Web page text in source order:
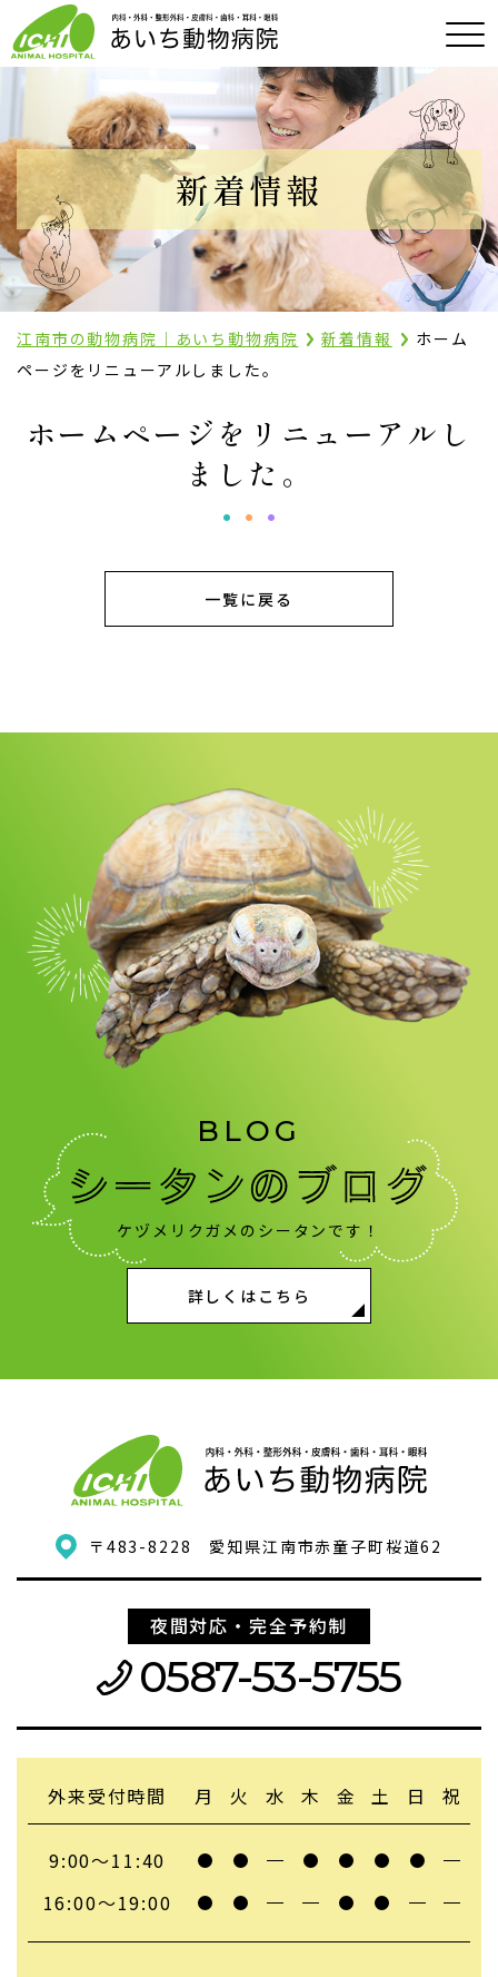
新着情報
江南市の動物病院｜あいち動物病院 新着情報
ホーム
ページをリニューアルしました。
ホームページをリニューアルし
ました。
一覧に戻る
BLOG
ケヅメリクガメのシータンです！
詳しくはこちら
〒483-8228 愛知県江南市赤童子町桜道62
夜間対応・完全予約制
0587-53-5755
外来受付時間
9:00〜11:40
16:00〜19:00
月 火 水 木 金 土 日 祝